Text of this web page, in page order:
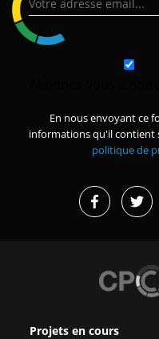
En nous envoyant ce
informations qu'il contient
politique de
Projets en cours